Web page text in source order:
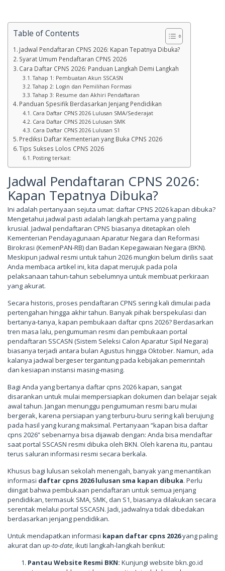
Table of Contents
Jadwal Pendaftaran CPNS 2026: Kapan Tepatnya Dibuka?
Syarat Umum Pendaftaran CPNS 2026
Cara Daftar CPNS 2026: Panduan Langkah Demi Langkah
Tahap 1: Pembuatan Akun SSCASN
Tahap 2: Login dan Pemilihan Formasi
Tahap 3: Resume dan Akhiri Pendaftaran
Panduan Spesifik Berdasarkan Jenjang Pendidikan
Cara Daftar CPNS 2026 Lulusan SMA/Sederajat
Cara Daftar CPNS 2026 Lulusan SMK
Cara Daftar CPNS 2026 Lulusan S1
Prediksi Daftar Kementerian yang Buka CPNS 2026
Tips Sukses Lolos CPNS 2026
Posting terkait:
Jadwal Pendaftaran CPNS 2026:
Kapan Tepatnya Dibuka?
Ini adalah pertanyaan sejuta umat: daftar CPNS 2026 kapan dibuka?
Mengetahui jadwal pasti adalah langkah pertama yang paling
krusial. Jadwal pendaftaran CPNS biasanya ditetapkan oleh
Kementerian Pendayagunaan Aparatur Negara dan Reformasi
Birokrasi (KemenPAN-RB) dan Badan Kepegawaian Negara (BKN).
Meskipun jadwal resmi untuk tahun 2026 mungkin belum dirilis saat
Anda membaca artikel ini, kita dapat merujuk pada pola
pelaksanaan tahun-tahun sebelumnya untuk membuat perkiraan
yang akurat.
Secara historis, proses pendaftaran CPNS sering kali dimulai pada
pertengahan hingga akhir tahun. Banyak pihak berspekulasi dan
bertanya-tanya, kapan pembukaan daftar cpns 2026? Berdasarkan
tren masa lalu, pengumuman resmi dan pembukaan portal
pendaftaran SSCASN (Sistem Seleksi Calon Aparatur Sipil Negara)
biasanya terjadi antara bulan Agustus hingga Oktober. Namun, ada
kalanya jadwal bergeser tergantung pada kebijakan pemerintah
dan kesiapan instansi masing-masing.
Bagi Anda yang bertanya daftar cpns 2026 kapan, sangat
disarankan untuk mulai mempersiapkan dokumen dan belajar sejak
awal tahun. Jangan menunggu pengumuman resmi baru mulai
bergerak, karena persiapan yang terburu-buru sering kali berujung
pada hasil yang kurang maksimal. Pertanyaan “kapan bisa daftar
cpns 2026” sebenarnya bisa dijawab dengan: Anda bisa mendaftar
saat portal SSCASN resmi dibuka oleh BKN. Oleh karena itu, pantau
terus saluran informasi resmi secara berkala.
Khusus bagi lulusan sekolah menengah, banyak yang menantikan
informasi daftar cpns 2026 lulusan sma kapan dibuka. Perlu
diingat bahwa pembukaan pendaftaran untuk semua jenjang
pendidikan, termasuk SMA, SMK, dan S1, biasanya dilakukan secara
serentak melalui portal SSCASN. Jadi, jadwalnya tidak dibedakan
berdasarkan jenjang pendidikan.
Untuk mendapatkan informasi kapan daftar cpns 2026yang paling
akurat dan up-to-date, ikuti langkah-langkah berikut:
Pantau Website Resmi BKN: Kunjungi website bkn.go.id